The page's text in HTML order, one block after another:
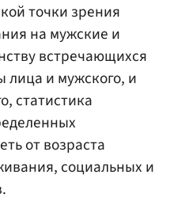
точки зрения
на мужские и
встречающихся
и мужского, и
статистика
от возраста
социальных и